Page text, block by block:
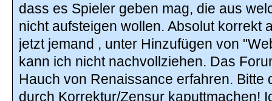
dass es Spieler geben mag, die aus
nicht aufsteigen wollen. Absolut korrekt
jetzt jemand , unter Hinzufügen von
kann ich nicht nachvollziehen. Das
Hauch von Renaissance erfahren. Bitte
durch Korrektur/Zensur kaputtmachen!